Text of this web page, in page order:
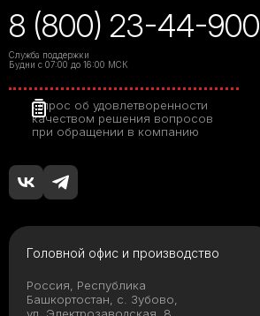
8 (800) 23-44-900
Служба поддержки
Будни с 07:00 до 16:00 МСК
Опрос об удовлетворенности
качеством решения вопросов
при обращении в компанию
Головной офис и производство
Россия, Республика
Башкортостан, с. Зубово,